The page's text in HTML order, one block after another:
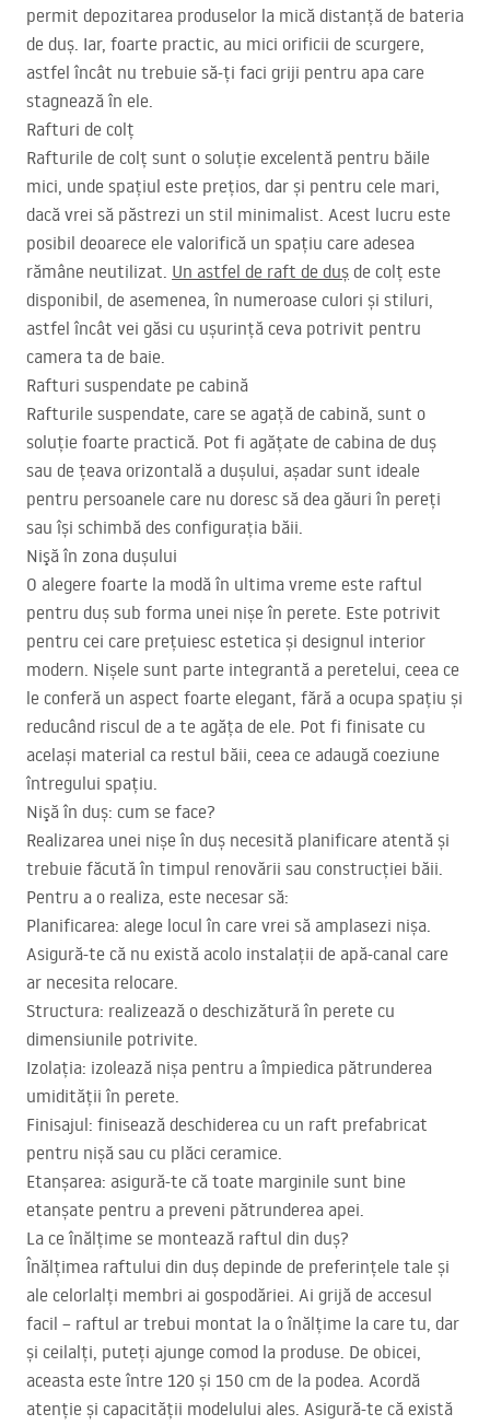
permit depozitarea produselor la mică distanță de bateria
de duș. Iar, foarte practic, au mici orificii de scurgere,
astfel încât nu trebuie să-ți faci griji pentru apa care
stagnează în ele.
Rafturi de colț
Rafturile de colț sunt o soluție excelentă pentru băile
mici, unde spațiul este prețios, dar și pentru cele mari,
dacă vrei să păstrezi un stil minimalist. Acest lucru este
posibil deoarece ele valorifică un spațiu care adesea
rămâne neutilizat. Un astfel de raft de duș de colț este
disponibil, de asemenea, în numeroase culori și stiluri,
astfel încât vei găsi cu ușurință ceva potrivit pentru
camera ta de baie.
Rafturi suspendate pe cabină
Rafturile suspendate, care se agață de cabină, sunt o
soluție foarte practică. Pot fi agățate de cabina de duș
sau de țeava orizontală a dușului, așadar sunt ideale
pentru persoanele care nu doresc să dea găuri în pereți
sau își schimbă des configurația băii.
Nişă în zona dușului
O alegere foarte la modă în ultima vreme este raftul
pentru duș sub forma unei nișe în perete. Este potrivit
pentru cei care prețuiesc estetica și designul interior
modern. Nișele sunt parte integrantă a peretelui, ceea ce
le conferă un aspect foarte elegant, fără a ocupa spațiu și
reducând riscul de a te agăța de ele. Pot fi finisate cu
același material ca restul băii, ceea ce adaugă coeziune
întregului spațiu.
Nişă în duș: cum se face?
Realizarea unei nișe în duș necesită planificare atentă și
trebuie făcută în timpul renovării sau construcției băii.
Pentru a o realiza, este necesar să:
Planificarea: alege locul în care vrei să amplasezi nișa.
Asigură-te că nu există acolo instalații de apă-canal care
ar necesita relocare.
Structura: realizează o deschizătură în perete cu
dimensiunile potrivite.
Izolația: izolează nișa pentru a împiedica pătrunderea
umidității în perete.
Finisajul: finisează deschiderea cu un raft prefabricat
pentru nișă sau cu plăci ceramice.
Etanșarea: asigură-te că toate marginile sunt bine
etanșate pentru a preveni pătrunderea apei.
La ce înălțime se montează raftul din duș?
Înălțimea raftului din duș depinde de preferințele tale și
ale celorlalți membri ai gospodăriei. Ai grijă de accesul
facil – raftul ar trebui montat la o înălțime la care tu, dar
și ceilalți, puteți ajunge comod la produse. De obicei,
aceasta este între 120 și 150 cm de la podea. Acordă
atenție și capacității modelului ales. Asigură-te că există